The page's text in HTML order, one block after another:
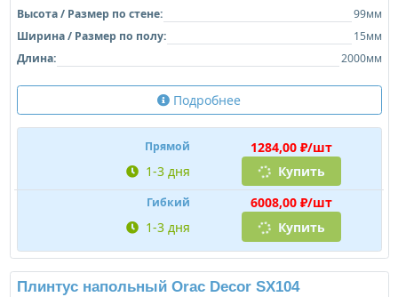
Высота / Размер по стене:
99мм
Ширина / Размер по полу:
15мм
Длина:
2000мм
Подробнее
Прямой
1284,00 ₽/шт
1-3 дня
Купить
Гибкий
6008,00 ₽/шт
1-3 дня
Купить
Плинтус напольный Orac Decor SX104